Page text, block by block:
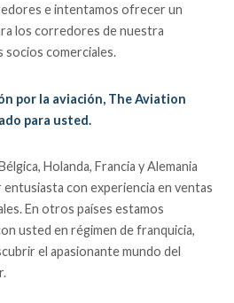
e intentamos ofrecer un
los corredores de nuestra
socios comerciales.
por la aviación, The Aviation
para usted.
Holanda, Francia y Alemania
con experiencia en ventas
En otros países estamos
usted en régimen de franquicia,
el apasionante mundo del